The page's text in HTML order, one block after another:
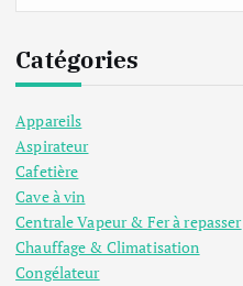
Catégories
Appareils
Aspirateur
Cafetière
Cave à vin
Centrale Vapeur & Fer à repasser
Chauffage & Climatisation
Congélateur